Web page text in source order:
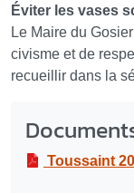
Éviter les vases
Le Maire du
civisme et de
recueillir dans la
Toussaint 2025 :